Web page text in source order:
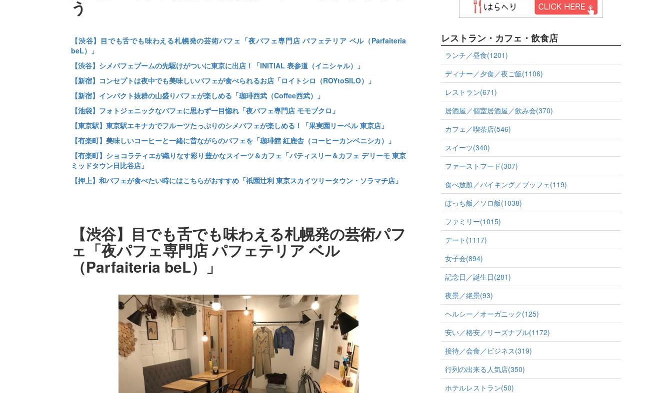
う
【渋谷】目でも舌でも味わえる札幌発の芸術パフェ「夜パフェ専門店 パフェテリア ベル（Parfaiteria
beL）」
【渋谷】シメパフェブームの先駆けがついに東京に出店！「INITIAL 表参道（イニシャル）」
【新宿】コンセプトは夜中でも美味しいパフェが食べられるお店「ロイトシロ（ROYtoSILO）」
【新宿】インパクト抜群の山盛りパフェが楽しめる「珈琲西武（Coffee西武）」
【池袋】フォトジェニックなパフェに思わず一目惚れ「夜パフェ専門店 モモブクロ」
【東京駅】東京駅エキナカでフルーツたっぷりのシメパフェが楽しめる！「果実園リーベル 東京店」
【有楽町】美味しいコーヒーと一緒に昔ながらのパフェを「珈琲館 紅鹿舎（コーヒーカンベニシカ）」
【有楽町】ショコラティエが織りなす彩り豊かなスイーツ＆カフェ「パティスリー＆カフェ デリーモ 東京
ミッドタウン日比谷店」
【押上】和パフェが食べたい時にはこちらがおすすめ「祇園辻利 東京スカイツリータウン・ソラマチ店」
【渋谷】目でも舌でも味わえる札幌発の芸術パフ
ェ「夜パフェ専門店 パフェテリア ベル
（Parfaiteria beL）」
レストラン・カフェ・飲食店
ランチ／昼食(1201)
ディナー／夕食／夜ご飯(1106)
レストラン(671)
居酒屋／個室居酒屋／飲み会(370)
カフェ／喫茶店(546)
スイーツ(340)
ファーストフード(307)
食べ放題／バイキング／ブッフェ(119)
ぼっち飯／ソロ飯(1038)
ファミリー(1015)
デート(1117)
女子会(894)
記念日／誕生日(281)
夜景／絶景(93)
ヘルシー／オーガニック(125)
安い／格安／リーズナブル(1172)
接待／会食／ビジネス(319)
行列の出来る人気店(350)
ホテルレストラン(50)